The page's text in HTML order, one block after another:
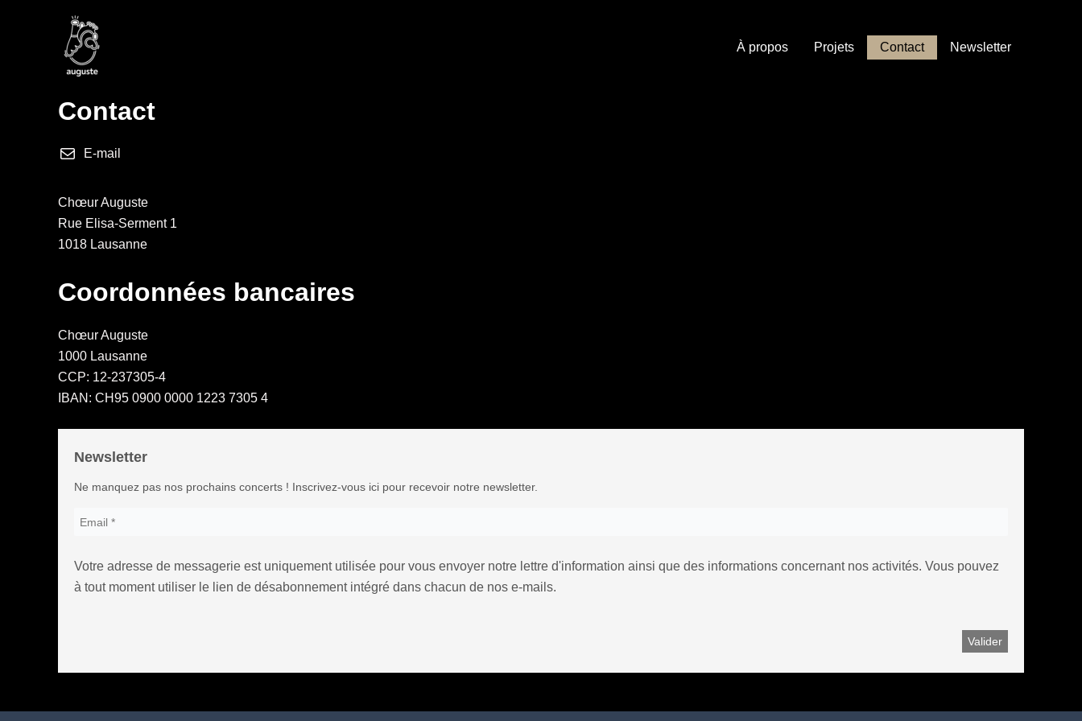
À propos Projets Contact Newsletter
Contact
E-mail
Chœur Auguste
Rue Elisa-Serment 1
1018 Lausanne
Coordonnées bancaires
Chœur Auguste
1000 Lausanne
CCP: 12-237305-4
IBAN: CH95 0900 0000 1223 7305 4
Newsletter
Ne manquez pas nos prochains concerts ! Inscrivez-vous ici pour recevoir notre newsletter.
Votre adresse de messagerie est uniquement utilisée pour vous envoyer notre lettre d'information ainsi que des informations concernant nos activités. Vous pouvez
à tout moment utiliser le lien de désabonnement intégré dans chacun de nos e-mails.